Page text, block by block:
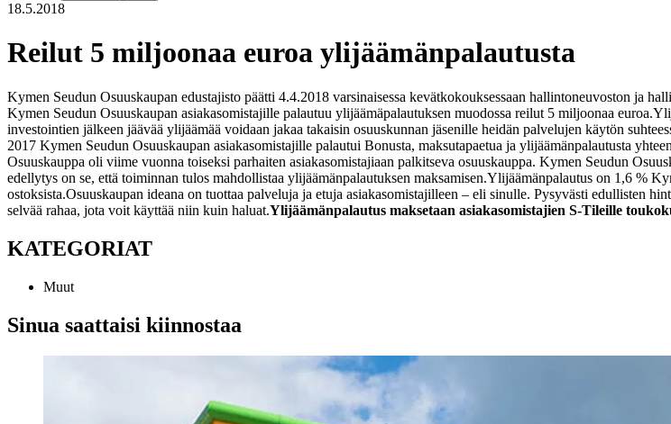
18.5.2018
Reilut 5 miljoonaa euroa ylijäämänpalautusta
Kymen Seudun Osuuskaupan edustajisto päätti 4.4.2018 varsinaisessa kevätkokouksessaan hallintoneuvoston ja
Kymen Seudun Osuuskaupan asiakasomistajille palautuu ylijäämäpalautuksen muodossa reilut 5 miljoonaa euroa.
investointien jälkeen jäävää ylijäämää voidaan jakaa takaisin osuuskunnan jäsenille heidän palvelujen käytön
2017 Kymen Seudun Osuuskaupan asiakasomistajille palautui Bonusta, maksutapaetua ja ylijäämänpalautusta
Osuuskauppa oli viime vuonna toiseksi parhaiten asiakasomistajiaan palkitseva osuuskauppa. Kymen Seudun
edellytys on se, että toiminnan tulos mahdollistaa ylijäämänpalautuksen maksamisen.Ylijäämänpalautus on 1,6 %
ostoksista.Osuuskaupan ideana on tuottaa palveluja ja etuja asiakasomistajilleen – eli sinulle. Pysyvästi edullisten
selvää rahaa, jota voit käyttää niin kuin haluat.Ylijäämänpalautus maksetaan asiakasomistajien S-Tileille
KATEGORIAT
Muut
Sinua saattaisi kiinnostaa